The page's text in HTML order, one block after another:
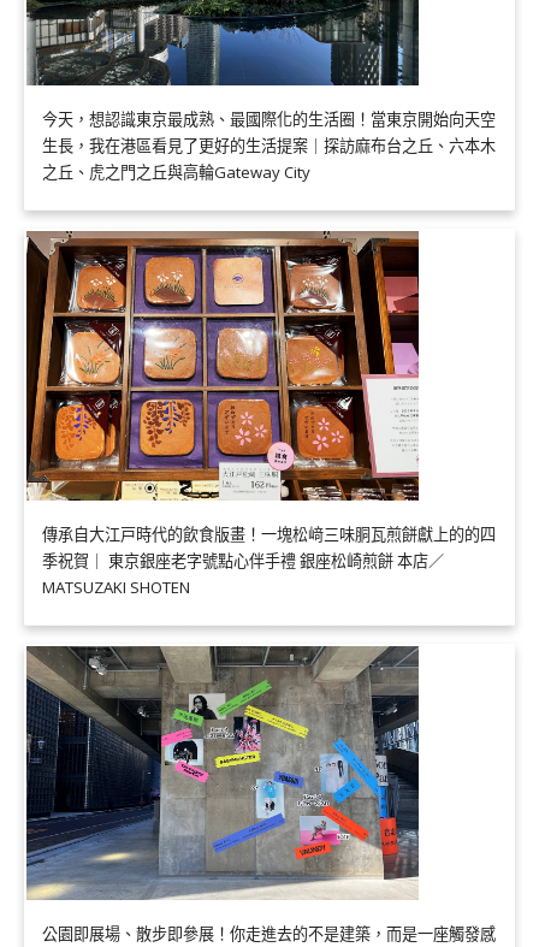
今天，想認識東京最成熟、最國際化的生活圈！當東京開始向天空
生長，我在港區看見了更好的生活提案｜探訪麻布台之丘、六本木
之丘、虎之門之丘與高輪Gateway City
傳承自大江戸時代的飲食版畫！一塊松﨑三味胴瓦煎餅獻上的的四
季祝賀｜ 東京銀座老字號點心伴手禮 銀座松崎煎餅 本店／
MATSUZAKI SHOTEN
公園即展場、散步即參展！你走進去的不是建築，而是一座觸發感